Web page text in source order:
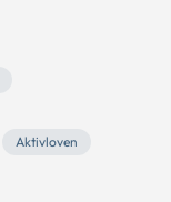
Aktivloven